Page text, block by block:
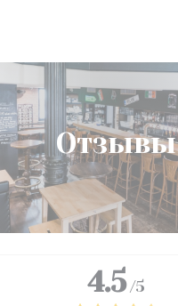
cookies
Отзывы
4.5 /5